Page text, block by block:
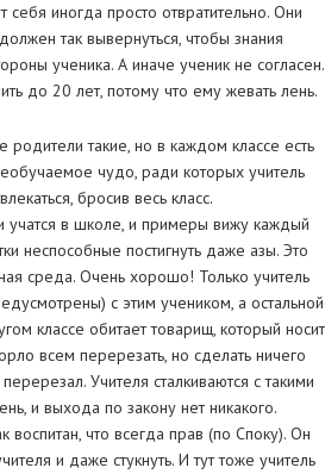
себя иногда просто отвратительно. Они
так вывернуться, чтобы знания
ученика. А иначе ученик не согласен.
до 20 лет, потому что ему жевать лень.
родители такие, но в каждом классе есть
чудо, ради которых учитель
бросив весь класс.
учатся в школе, и примеры вижу каждый
неспособные постигнуть даже азы. Это
среда. Очень хорошо! Только учитель
с этим учеником, а остальной
классе обитает товарищ, который носит
всем перерезать, но сделать ничего
Учителя сталкиваются с такими
и выхода по закону нет никакого.
воспитан, что всегда прав (по Споку). Он
и даже стукнуть. И тут тоже учитель